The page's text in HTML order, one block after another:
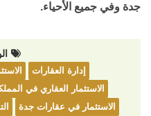
جدة وفي جميع الأحياء.
إدارة العقارات
الاستثمار العقاري في
الاستثمار في عقارات جدة